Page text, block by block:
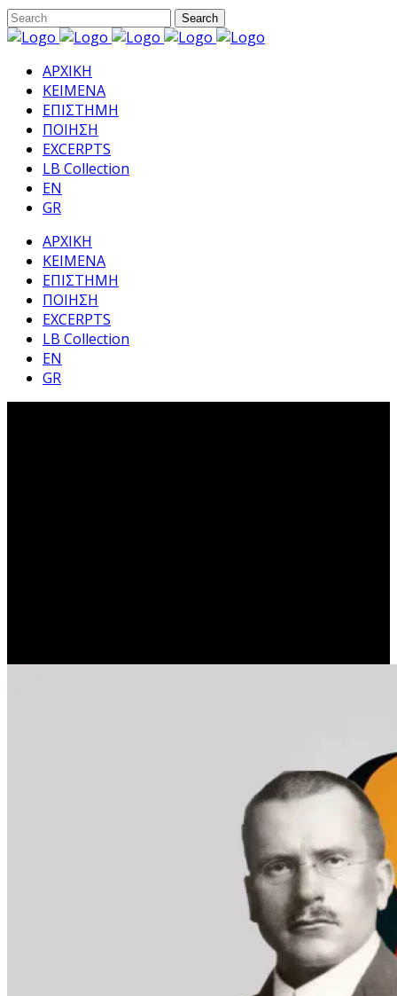
ΑΡΧΙΚΗ
ΚΕΙΜΕΝΑ
ΕΠΙΣΤΗΜΗ
ΠΟΙΗΣΗ
EXCERPTS
LB Collection
EN
GR
ΑΡΧΙΚΗ
ΚΕΙΜΕΝΑ
ΕΠΙΣΤΗΜΗ
ΠΟΙΗΣΗ
EXCERPTS
LB Collection
EN
GR